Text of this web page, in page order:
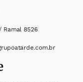
Ramal 8526